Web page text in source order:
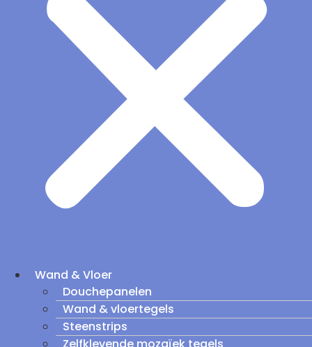
Wand & Vloer
Douchepanelen
Wand & vloertegels
Steenstrips
Zelfklevende mozaïek tegels